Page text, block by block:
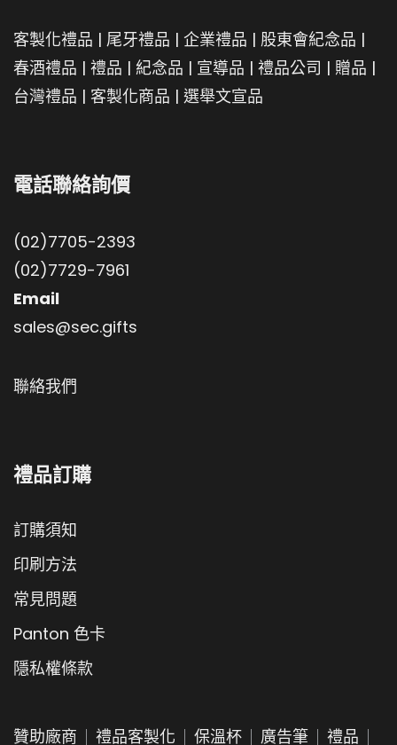
客製化禮品 | 尾牙禮品 | 企業禮品 | 股東會紀念品 |
春酒禮品 | 禮品 | 紀念品 | 宣導品 | 禮品公司 | 贈品 |
台灣禮品 | 客製化商品 | 選舉文宣品
電話聯絡詢價
(02)7705-2393
(02)7729-7961
Email
sales@sec.gifts
聯絡我們
禮品訂購
訂購須知
印刷方法
常見問題
Panton 色卡
隱私權條款
贊助廠商 禮品客製化 保溫杯 廣告筆 禮品